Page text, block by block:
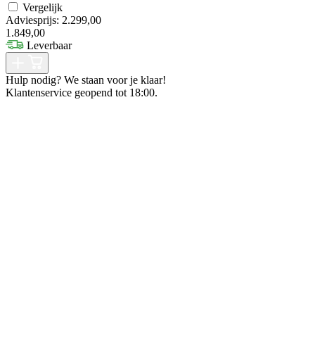
Vergelijk
Adviesprijs: 2.299,00
1.849,00
Leverbaar
Hulp nodig? We staan voor je klaar!
Klantenservice geopend tot 18:00.